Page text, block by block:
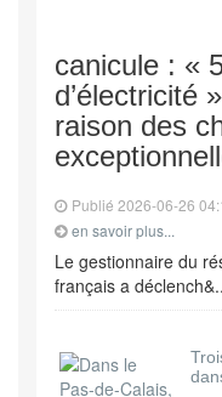
canicule : «
d’électricité
raison des
Publié 2026-06-26
en savoir plus...
Le gestionnaire du
français a